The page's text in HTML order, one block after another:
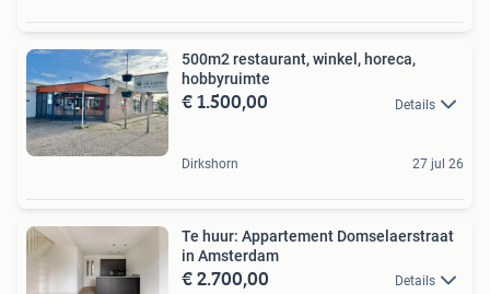
500m2 restaurant, winkel, horeca,
hobbyruimte
€ 1.500,00 Details
Dirkshorn 27 jul 26
Te huur: Appartement Domselaerstraat
in Amsterdam
€ 2.700,00 Details